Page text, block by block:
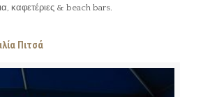
καφετέριες & beach bars.
Πιτσά